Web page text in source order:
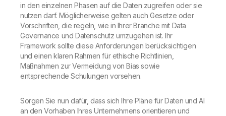
in den einzelnen Phasen auf die Daten zugreifen oder sie
nutzen darf. Möglicherweise gelten auch Gesetze oder
Vorschriften, die regeln, wie in Ihrer Branche mit Data
Governance und Datenschutz umzugehen ist. Ihr
Framework sollte diese Anforderungen berücksichtigen
und einen klaren Rahmen für ethische Richtlinien,
Maßnahmen zur Vermeidung von Bias sowie
entsprechende Schulungen vorsehen.
Sorgen Sie nun dafür, dass sich Ihre Pläne für Daten und AI
an den Vorhaben Ihres Unternehmens orientieren und